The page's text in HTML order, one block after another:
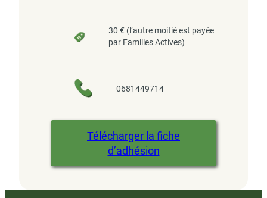
30 € (l’autre moitié est payée
par Familles Actives)
0681449714
Télécharger la fiche
d’adhésion